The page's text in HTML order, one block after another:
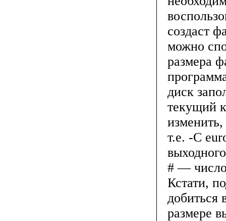
создаст
можно
размера
диск
текущий
т.е. -C
# —
Кстати,
добиться
размере